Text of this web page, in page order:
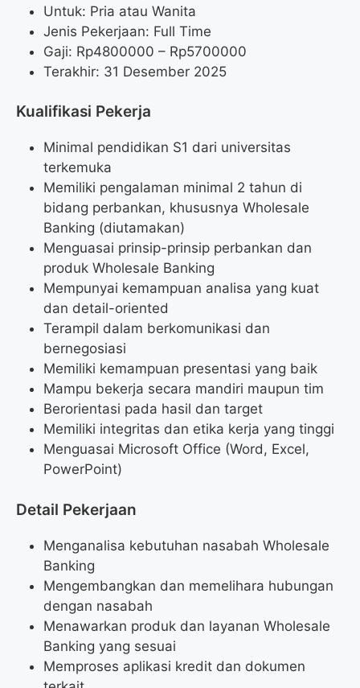
Untuk: Pria atau Wanita
Jenis Pekerjaan: Full Time
Gaji: Rp4800000 – Rp5700000
Terakhir: 31 Desember 2025
Kualifikasi Pekerja
Minimal pendidikan S1 dari universitas
terkemuka
Memiliki pengalaman minimal 2 tahun di
bidang perbankan, khususnya Wholesale
Banking (diutamakan)
Menguasai prinsip-prinsip perbankan dan
produk Wholesale Banking
Mempunyai kemampuan analisa yang kuat
dan detail-oriented
Terampil dalam berkomunikasi dan
bernegosiasi
Memiliki kemampuan presentasi yang baik
Mampu bekerja secara mandiri maupun tim
Berorientasi pada hasil dan target
Memiliki integritas dan etika kerja yang tinggi
Menguasai Microsoft Office (Word, Excel,
PowerPoint)
Detail Pekerjaan
Menganalisa kebutuhan nasabah Wholesale
Banking
Mengembangkan dan memelihara hubungan
dengan nasabah
Menawarkan produk dan layanan Wholesale
Banking yang sesuai
Memproses aplikasi kredit dan dokumen